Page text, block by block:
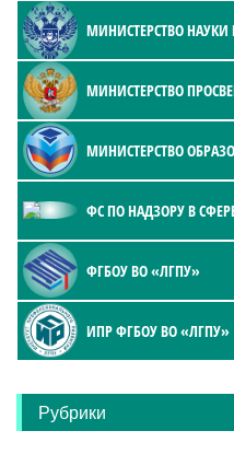
МИНИСТЕРСТВО
МИНИСТЕРСТВО
МИНИСТЕРСТВО
ФС ПО НАДЗОРУ В
ФГБОУ ВО «ЛГПУ»
ИПР ФГБОУ ВО «ЛГПУ»
Рубрики